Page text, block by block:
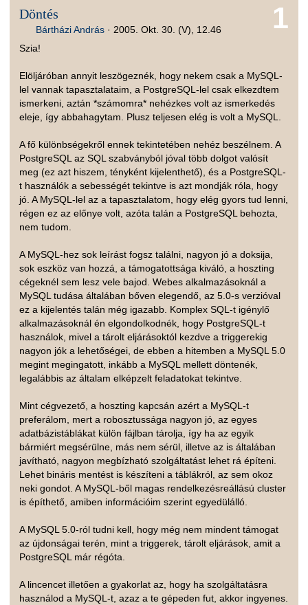
1
Döntés
Bártházi András · 2005. Okt. 30. (V), 12.46
Szia!
Elöljáróban annyit leszögeznék, hogy nekem csak a MySQL-
lel vannak tapasztalataim, a PostgreSQL-lel csak elkezdtem
ismerkeni, aztán *számomra* nehézkes volt az ismerkedés
eleje, így abbahagytam. Plusz teljesen elég is volt a MySQL.
A fő különbségekről ennek tekintetében nehéz beszélnem. A
PostgreSQL az SQL szabványból jóval több dolgot valósít
meg (ez azt hiszem, tényként kijelenthető), és a PostgreSQL-
t használók a sebességét tekintve is azt mondják róla, hogy
jó. A MySQL-lel az a tapasztalatom, hogy elég gyors tud lenni,
régen ez az előnye volt, azóta talán a PostgreSQL behozta,
nem tudom.
A MySQL-hez sok leírást fogsz találni, nagyon jó a doksija,
sok eszköz van hozzá, a támogatottsága kiváló, a hoszting
cégeknél sem lesz vele bajod. Webes alkalmazásoknál a
MySQL tudása általában bőven elegendő, az 5.0-s verzióval
ez a kijelentés talán még igazabb. Komplex SQL-t igénylő
alkalmazásoknál én elgondolkodnék, hogy PostgreSQL-t
használok, mivel a tárolt eljárásoktól kezdve a triggerekig
nagyon jók a lehetőségei, de ebben a hitemben a MySQL 5.0
megint megingatott, inkább a MySQL mellett döntenék,
legalábbis az általam elképzelt feladatokat tekintve.
Mint cégvezető, a hoszting kapcsán azért a MySQL-t
preferálom, mert a robosztussága nagyon jó, az egyes
adatbázistáblákat külön fájlban tárolja, így ha az egyik
bármiért megsérülne, más nem sérül, illetve az is általában
javítható, nagyon megbízható szolgáltatást lehet rá építeni.
Lehet bináris mentést is készíteni a táblákról, az sem okoz
neki gondot. A MySQL-ből magas rendelkezésreállású cluster
is építhető, amiben információim szerint egyedülálló.
A MySQL 5.0-ról tudni kell, hogy még nem mindent támogat
az újdonságai terén, mint a triggerek, tárolt eljárások, amit a
PostgreSQL már régóta.
A lincencet illetően a gyakorlat az, hogy ha szolgáltatásra
használod a MySQL-t, azaz a te gépeden fut, akkor ingyenes.